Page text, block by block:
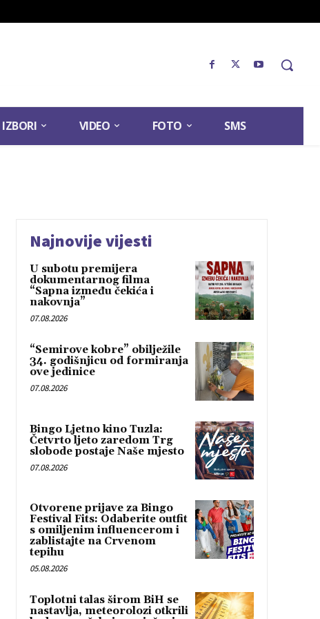
IZBORI VIDEO FOTO SMS
Najnovije vijesti
U subotu premijera
dokumentarnog filma
“Sapna između čekića i
nakovnja”
07.08.2026
“Semirove kobre” obilježile
34. godišnjicu od formiranja
ove jedinice
07.08.2026
Bingo Ljetno kino Tuzla:
Četvrto ljeto zaredom Trg
slobode postaje Naše mjesto
07.08.2026
Otvorene prijave za Bingo
Festival Fits: Odaberite outfit
s omiljenim influencerom i
zablistajte na Crvenom
tepihu
05.08.2026
Toplotni talas širom BiH se
nastavlja, meteorolozi otkrili